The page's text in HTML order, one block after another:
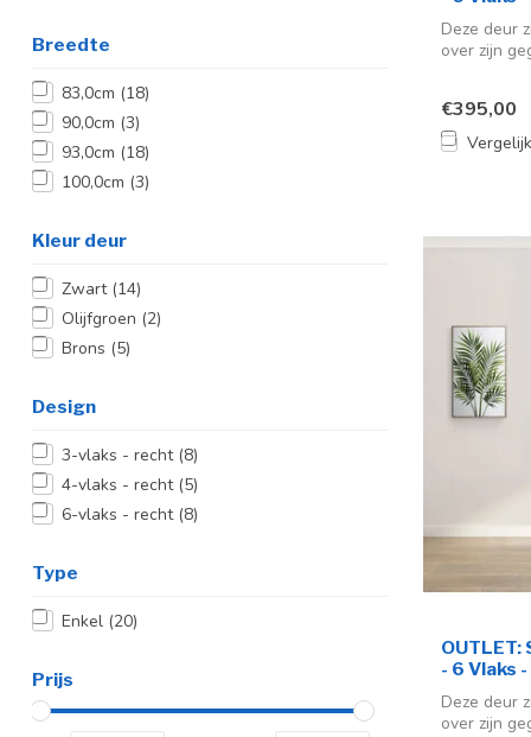
Breedte
83,0cm (18)
90,0cm (3)
93,0cm (18)
100,0cm (3)
Kleur deur
Zwart (14)
Olijfgroen (2)
Brons (5)
Design
3-vlaks - recht (8)
4-vlaks - recht (5)
6-vlaks - recht (8)
Type
Enkel (20)
Prijs
Deze deur
over zijn
€395,00
Vergelijk
- 6 Vlaks
Deze deur
over zijn